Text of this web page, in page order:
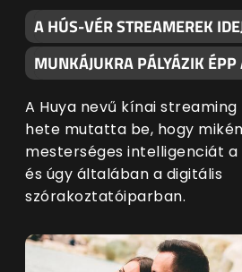
A HÚS-VÉR STREAMEREK
MUNKÁJUKRA PÁLYÁZIK ÉPP
A Huya nevű kínai
hete mutatta be, hogy
mesterséges intelligenciát
és úgy általában a digitális
szórakoztatóiparban.